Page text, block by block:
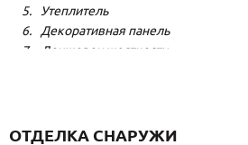
Утеплитель
Декоративная панель
Лонжерон жесткости
ОТДЕЛКА СНАРУЖИ